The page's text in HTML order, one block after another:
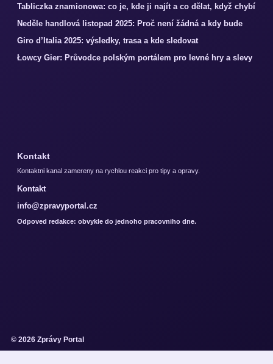
Tabliczka znamionowa: co je, kde ji najít a co dělat, když chybí
Neděle handlová listopad 2025: Proč není žádná a kdy bude
Giro d’Italia 2025: výsledky, trasa a kde sledovat
Łowcy Gier: Průvodce polským portálem pro levné hry a slevy
Kontakt
Kontaktni kanal zamereny na rychlou reakci pro tipy a opravy.
Kontakt
info@zpravyportal.cz
Odpoved redakce: obvykle do jednoho pracovniho dne.
© 2026 Zprávy Portal